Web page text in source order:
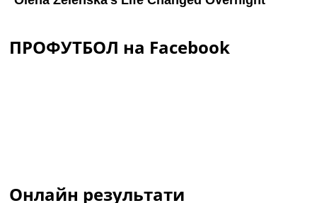
ПРОФУТБОЛ на Facebook
Онлайн результати